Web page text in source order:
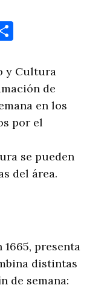
y Cultura
de
en los
por el
se pueden
del área.
presenta
distintas
de semana: